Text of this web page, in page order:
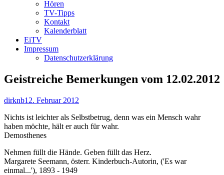
Hören
TV-Tipps
Kontakt
Kalenderblatt
EiTV
Impressum
Datenschutzerklärung
Geistreiche Bemerkungen vom 12.02.2012
Autor
dirknbVeröffentlicht
12. Februar 2012
Nichts ist leichter als Selbstbetrug, denn was ein Mensch wahr
haben möchte, hält er auch für wahr.
Demosthenes
Nehmen füllt die Hände. Geben füllt das Herz.
Margarete Seemann, österr. Kinderbuch-Autorin, ('Es war
einmal...'), 1893 - 1949